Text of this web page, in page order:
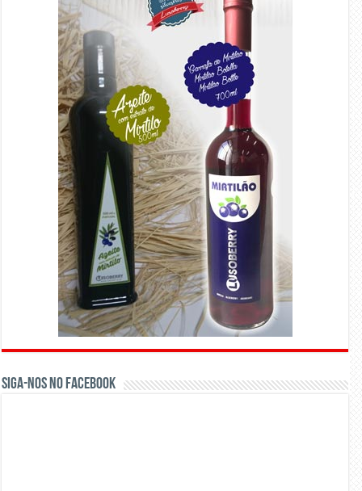
Siga-nos no Facebook